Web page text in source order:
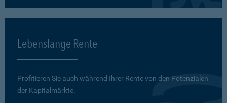
Lebenslange Rente
Profitieren Sie auch während Ihrer Rente von den Potenzialen
der Kapitalmärkte.